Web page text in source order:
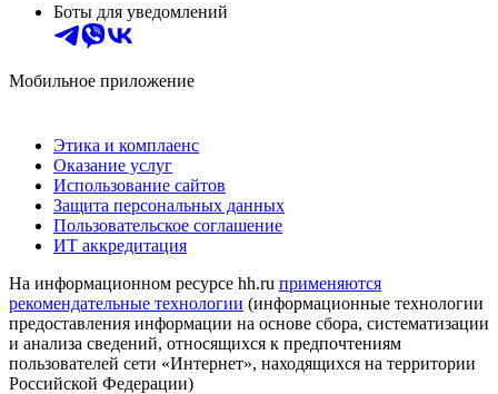
Боты для уведомлений
Мобильное приложение
Этика и комплаенс
Оказание услуг
Использование сайтов
Защита персональных данных
Пользовательское соглашение
ИТ аккредитация
На информационном ресурсе hh.ru применяются
рекомендательные технологии (информационные технологии
предоставления информации на основе сбора, систематизации
и анализа сведений, относящихся к предпочтениям
пользователей сети «Интернет», находящихся на территории
Российской Федерации)